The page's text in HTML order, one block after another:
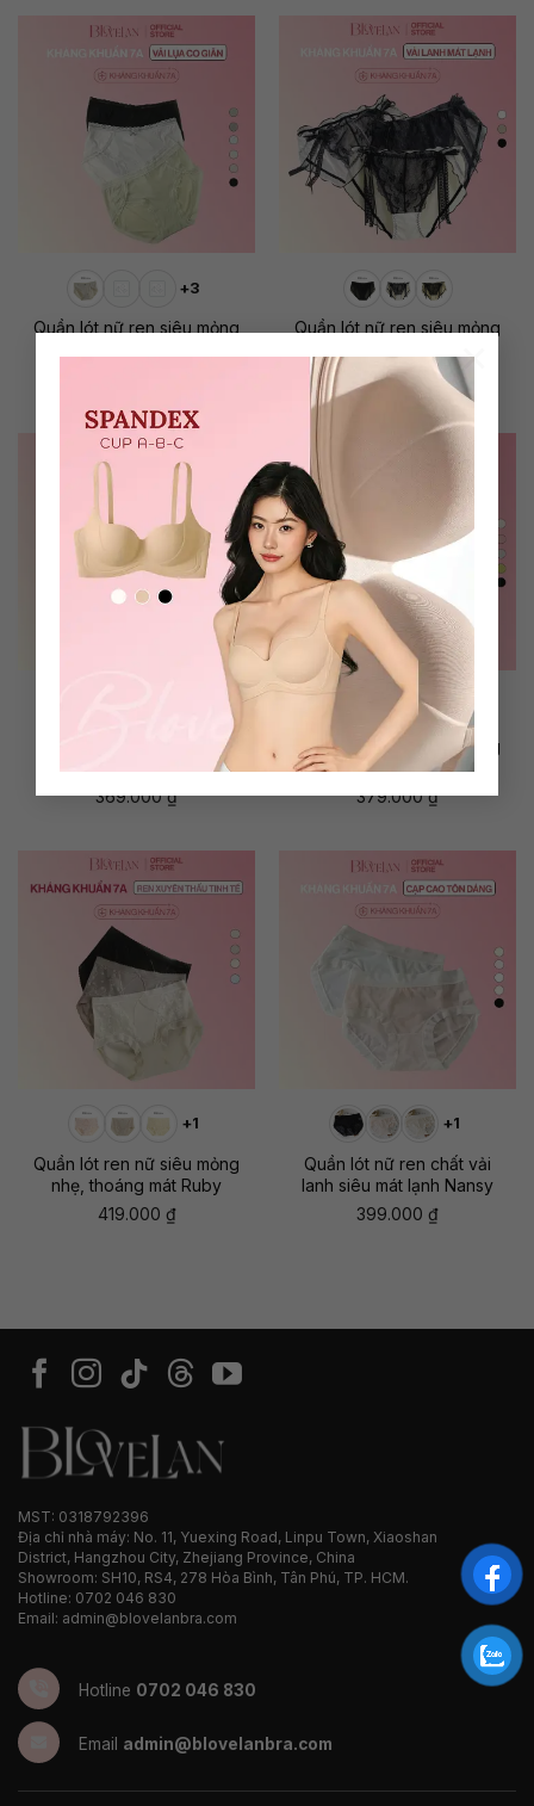
×
+3
Quần lót nữ ren siêu mỏng
Quần lót nữ ren siêu mỏng
479.000
₫
Quần lót ren nữ vải satin
bóng mát mẻ Daliah
369.000₫
Quần lót nữ vải satin bóng
Flora
379.000₫
+1
Quần lót ren nữ siêu mỏng
nhẹ, thoáng mát Ruby
419.000 ₫
+1
Quần lót nữ ren chất vải
lanh siêu mát lạnh Nansy
399.000 ₫
MST: 0318792396
Địa chỉ nhà máy: No. 11, Yuexing Road, Linpu Town, Xiaoshan
District, Hangzhou City, Zhejiang Province, China
Showroom: SH10, RS4, 278 Hòa Bình, Tân Phú, TP. HCM.
Hotline: 0702 046 830
Email: admin@blovelanbra.com
Hotline 0702 046 830
Email admin@blovelanbra.com